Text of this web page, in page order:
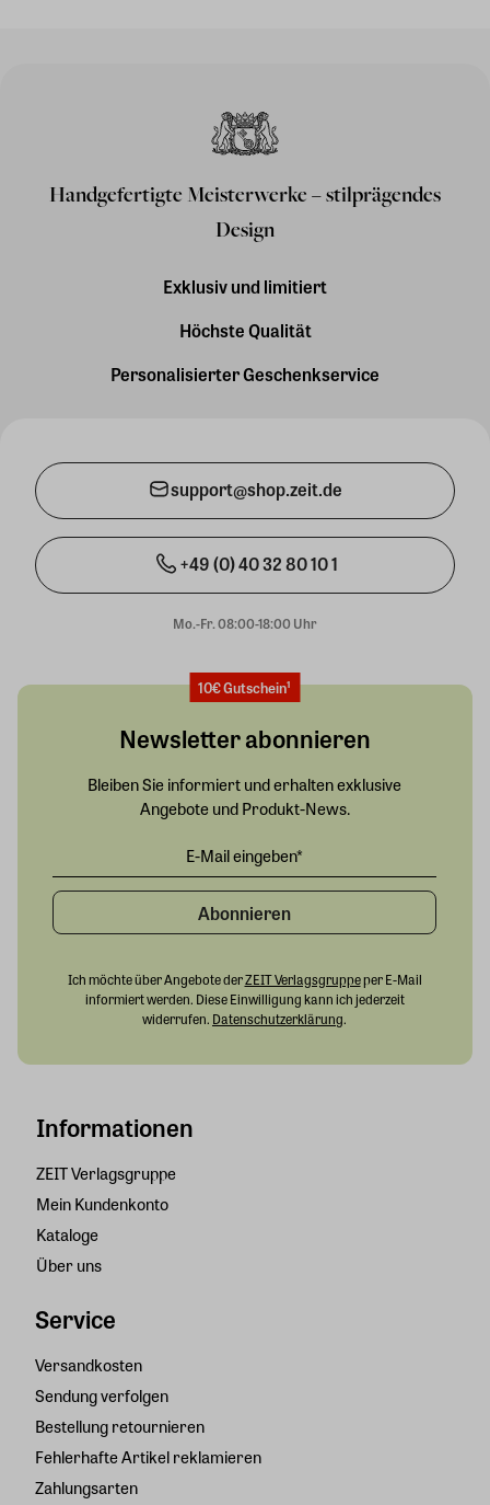
Handgefertigte Meisterwerke – stilprägendes
Design
Exklusiv und limitiert
Höchste Qualität
Personalisierter Geschenkservice
support@shop.zeit.de
+49 (0) 40 32 80 10 1
Mo.-Fr. 08:00-18:00 Uhr
Informationen
ZEIT Verlagsgruppe
Mein Kundenkonto
Kataloge
Über uns
Service
Versandkosten
Sendung verfolgen
Bestellung retournieren
Fehlerhafte Artikel reklamieren
Zahlungsarten
10€ Gutschein¹
Newsletter abonnieren
Bleiben Sie informiert und erhalten exklusive
Angebote und Produkt-News.
Abonnieren
Ich möchte über Angebote derZEIT Verlagsgruppeper E-Mail
informiert werden. Diese Einwilligung kann ich jederzeit
widerrufen. Datenschutzerklärung.